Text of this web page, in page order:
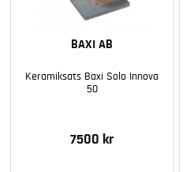
BAXI AB
Keramiksats Baxi Solo Innova
50
7500 kr